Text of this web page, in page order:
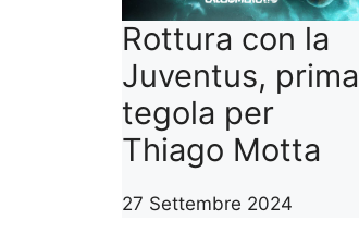
Rottura con la
Juventus, prima
tegola per
Thiago Motta
27 Settembre 2024